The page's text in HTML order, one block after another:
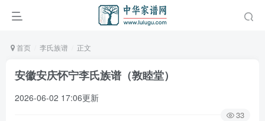
首页 李氏族谱 正文
安徽安庆怀宁李氏族谱（敦睦堂）
2026-06-02 17:06更新
33